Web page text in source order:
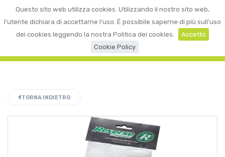
Questo sito web utilizza cookies. Utilizzando il nostro sito web,
l'utente dichiara di accettarne l'uso. È possibile saperne di più sull'uso
dei cookies leggendo la nostra Politica dei cookies.
Accetto
Cookie Policy
☰ 0
TORNA INDIETRO